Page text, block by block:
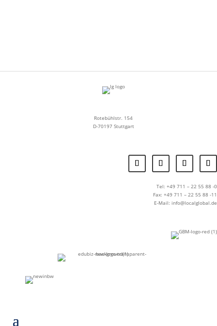
Rotebühlstr. 154
D-70197 Stuttgart
Tel: +49 711 – 22 55 88 -0
Fax: +49 711 – 22 55 88 -11
E-Mail: info@localglobal.de